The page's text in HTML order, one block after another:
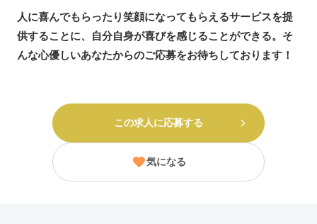
人に喜んでもらったり笑顔になってもらえるサービスを提
供することに、自分自身が喜びを感じることができる。そ
んな心優しいあなたからのご応募をお待ちしております！
この求人に応募する
気になる